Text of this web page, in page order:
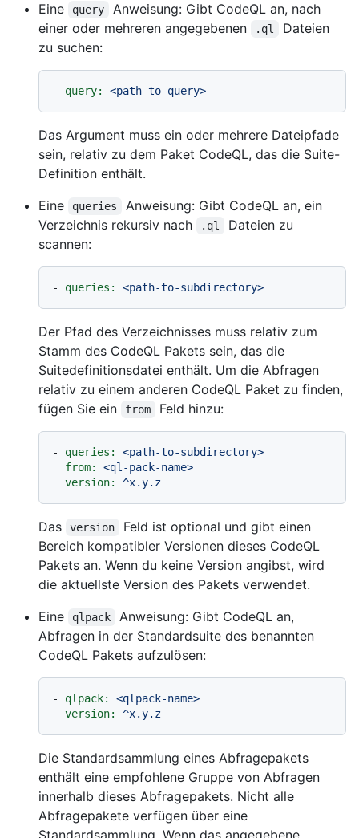
Eine
query
Anweisung: Gibt CodeQL an, nach
einer oder mehreren angegebenen
.ql
Dateien
zu suchen:
- query: <path-to-query>
Das Argument muss ein oder mehrere Dateipfade
sein, relativ zu dem Paket CodeQL, das die Suite-
Definition enthält.
Eine
queries
Anweisung: Gibt CodeQL an, ein
Verzeichnis rekursiv nach
.ql
Dateien zu
scannen:
- queries: <path-to-subdirectory>
Der Pfad des Verzeichnisses muss relativ zum
Stamm des CodeQL Pakets sein, das die
Suitedefinitionsdatei enthält. Um die Abfragen
relativ zu einem anderen CodeQL Paket zu finden,
fügen Sie ein
from Feld hinzu:
- queries:
<path-to-subdirectory>
from:
<ql-pack-name>
version:
^x.y.z
Das version
Feld ist optional und gibt einen
Bereich kompatibler Versionen dieses CodeQL
Pakets an. Wenn du keine Version angibst, wird
die aktuellste Version des Pakets verwendet.
Eine
qlpack
Anweisung: Gibt CodeQL an,
Abfragen in der Standardsuite des benannten
CodeQL Pakets aufzulösen:
- qlpack:
<qlpack-name>
version:
^x.y.z
Die Standardsammlung eines Abfragepakets
enthält eine empfohlene Gruppe von Abfragen
innerhalb dieses Abfragepakets. Nicht alle
Abfragepakete verfügen über eine